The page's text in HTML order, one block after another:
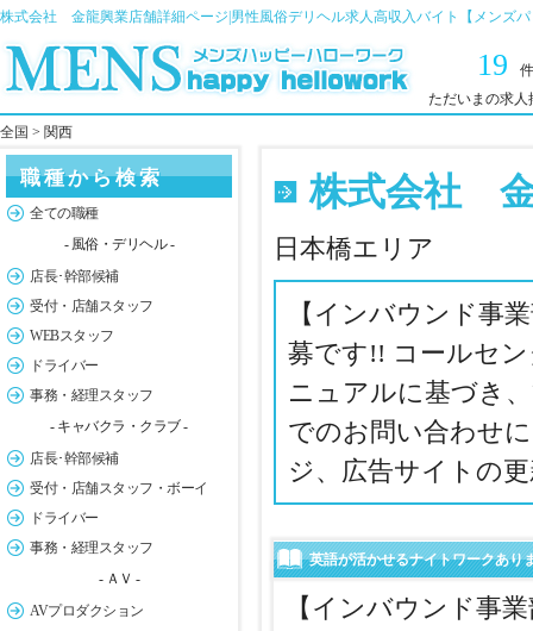
株式会社 金龍興業店舗詳細ページ|男性風俗デリヘル求人高収入バイト【メンズ
19
件
ただいまの求人
全国 > 関西
職種から検索
全ての職種
- 風俗・デリヘル -
店長･幹部候補
受付・店舗スタッフ
WEBスタッフ
ドライバー
事務・経理スタッフ
- キャバクラ・クラブ -
店長･幹部候補
受付・店舗スタッフ・ボーイ
ドライバー
事務・経理スタッフ
- ＡＶ -
AVプロダクション
株式会社
日本橋エリア
【インバウンド事
募です!! コールセ
ニュアルに基づき
でのお問い合わせ
ジ、広告サイトの
英語が活かせるナイトワークあ
【インバウンド事